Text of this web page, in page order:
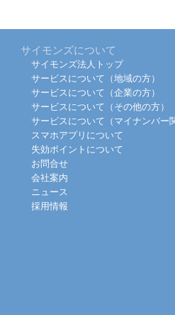
サイモンズについて
サイモンズ法人トップ
サービスについて（地域の方）
サービスについて（企業の方）
サービスについて（その他の方）
サービスについて（マイナンバー
スマホアプリについて
失効ポイントについて
お問合せ
会社案内
ニュース
採用情報